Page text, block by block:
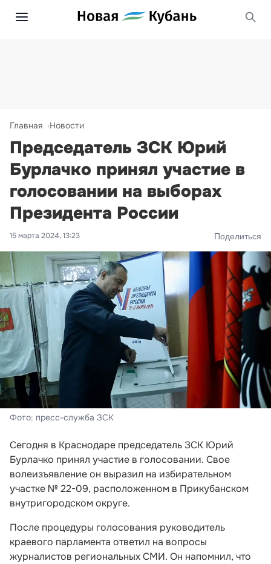
Главная Новости
Председатель ЗСК Юрий
Бурлачко принял участие в
голосовании на выборах
Президента России
15 марта 2024, 13:23 Поделиться
Фото: пресс-служба ЗСК
Сегодня в Краснодаре председатель ЗСК Юрий
Бурлачко принял участие в голосовании. Свое
волеизъявление он выразил на избирательном
участке № 22-09, расположенном в Прикубанском
внутригородском округе.
После процедуры голосования руководитель
краевого парламента ответил на вопросы
журналистов региональных СМИ. Он напомнил, что